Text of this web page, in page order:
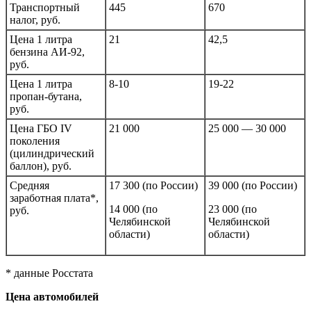
Транспортный
налог, руб.
445 670
Цена 1 литра
бензина АИ-92,
руб.
21 42,5
Цена 1 литра
пропан-бутана,
руб.
8-10 19-22
Цена ГБО IV
поколения
(цилиндрический
баллон), руб.
21 000 25 000 — 30 000
Средняя
заработная плата*,
руб.
17 300 (по России)
14 000 (по
Челябинской
области)
39 000 (по России)
23 000 (по
Челябинской
области)
* данные Росстата
Цена автомобилей